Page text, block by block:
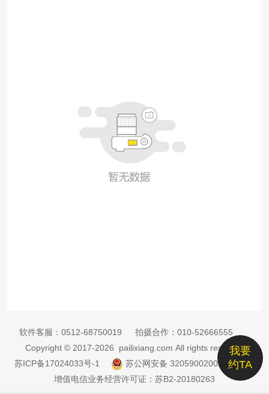
我要
约TA
软件客服： 0512-68750019 拍摄合作： 010-52666555
Copyright © 2017-2026 pailixiang.com All rights reserved
苏ICP备17024033号-1
苏公网安备 32059002002885号
增值电信业务经营许可证：苏B2-20180263